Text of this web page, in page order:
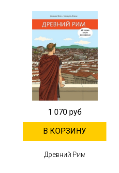
1 070 руб
В КОРЗИНУ
Древний Рим